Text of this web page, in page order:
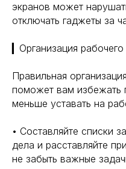
экранов может
отключать гаджеты за
▎Организация
Правильная
поможет вам избежать
меньше уставать на
• Составляйте списки
дела и расставляйте
не забыть важные